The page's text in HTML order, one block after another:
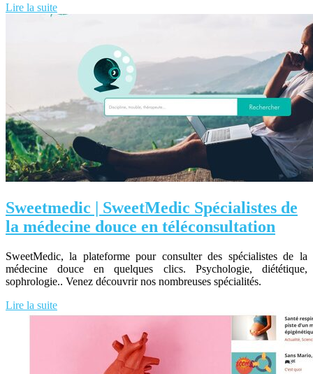
Lire la suite
Sweetmedic | SweetMedic Spécia­listes de
la médecine douce en télécon­sul­ta­tion
SweetMedic, la plateforme pour consulter des spécialistes de la
médecine douce en quelques clics. Psychologie, diététique,
sophrologie.. Venez découvrir nos nombreuses spécialités.
Lire la suite